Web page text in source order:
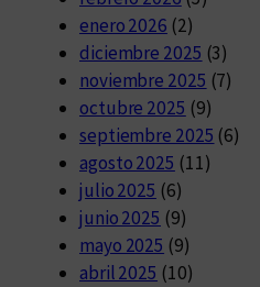
enero 2026 (2)
diciembre 2025 (3)
noviembre 2025 (7)
octubre 2025 (9)
septiembre 2025 (6)
agosto 2025 (11)
julio 2025 (6)
junio 2025 (9)
mayo 2025 (9)
abril 2025 (10)